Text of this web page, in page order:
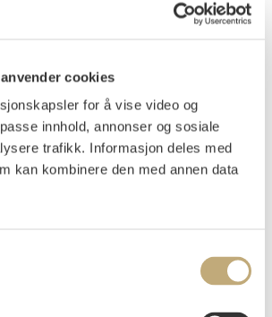
cookies
for å vise video og
innhold, annonser og sosiale
trafikk. Informasjon deles med
kan kombinere den med annen data
Espolin
)
lysmål
Johnson.
64/75. Påtegnet nede t.v.:
serigrafi med håndlaveringer".